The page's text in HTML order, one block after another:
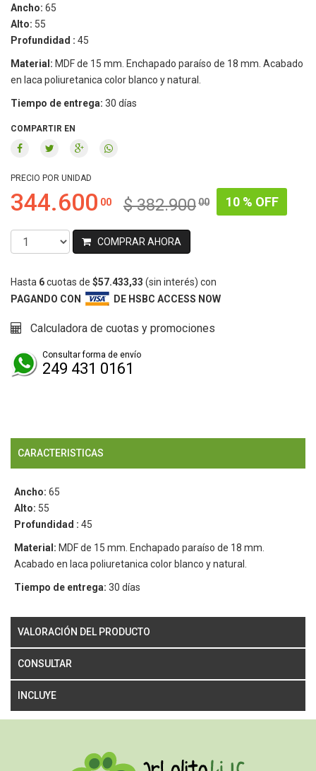
Ancho: 65
Alto: 55
Profundidad : 45
Material: MDF de 15 mm. Enchapado paraíso de 18 mm. Acabado
en laca poliuretanica color blanco y natural.
Tiempo de entrega: 30 días
COMPARTIR EN
PRECIO POR UNIDAD
344.600 00 $ 382.90000 10 % OFF
COMPRAR AHORA
Hasta 6cuotas de $57.433,33 (sin interés) con
PAGANDO CON
DE HSBC ACCESS NOW
Calculadora de cuotas y promociones
Consultar forma de envío
249 431 0161
CARACTERISTICAS
Ancho: 65
Alto: 55
Profundidad : 45
Material: MDF de 15 mm. Enchapado paraíso de 18 mm.
Acabado en laca poliuretanica color blanco y natural.
Tiempo de entrega: 30 días
VALORACIÓN DEL PRODUCTO
CONSULTAR
INCLUYE